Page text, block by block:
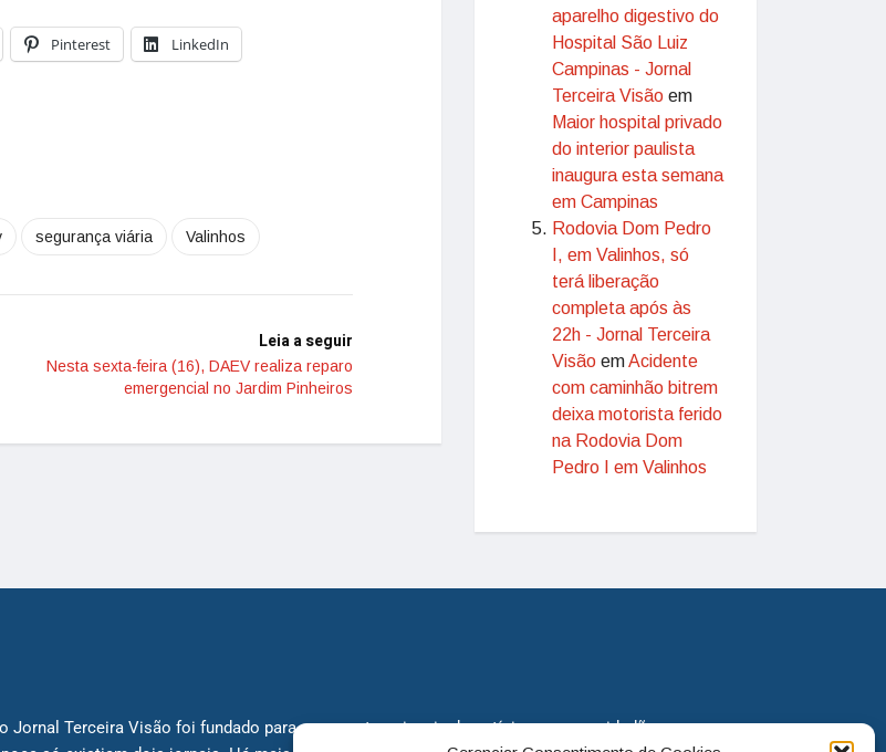
Pinterest LinkedIn
segurança viária Valinhos
Leia a seguir
Nesta sexta-feira (16), DAEV realiza reparo
emergencial no Jardim Pinheiros
aparelho digestivo do
Hospital São Luiz
Campinas - Jornal
Terceira Visão em
Maior hospital privado
do interior paulista
inaugura esta semana
em Campinas
Rodovia Dom Pedro
I, em Valinhos, só
terá liberação
completa após às
22h - Jornal Terceira
Visão emAcidente
com caminhão bitrem
deixa motorista ferido
na Rodovia Dom
Pedro I em Valinhos
Jornal Terceira Visão foi fundado para ser uma terceira via de notícias para os cidadãos